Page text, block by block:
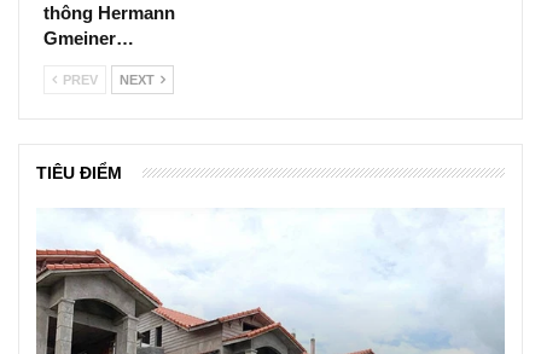
thông Hermann
Gmeiner…
PREV NEXT
TIÊU ĐIỂM